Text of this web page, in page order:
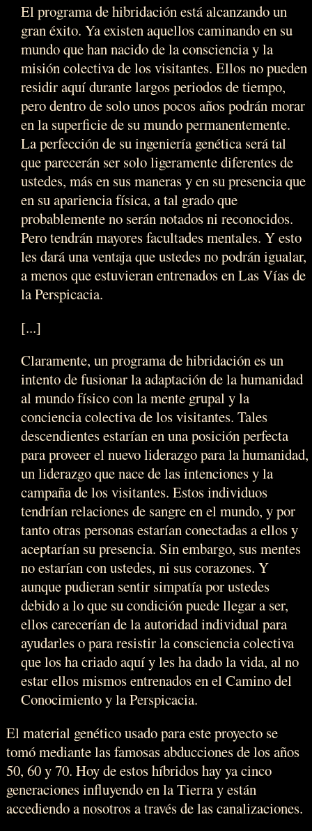
El programa de hibridación está alcanzando un
gran éxito. Ya existen aquellos caminando en su
mundo que han nacido de la consciencia y la
misión colectiva de los visitantes. Ellos no pueden
residir aquí durante largos periodos de tiempo,
pero dentro de solo unos pocos años podrán morar
en la superficie de su mundo permanentemente.
La perfección de su ingeniería genética será tal
que parecerán ser solo ligeramente diferentes de
ustedes, más en sus maneras y en su presencia que
en su apariencia física, a tal grado que
probablemente no serán notados ni reconocidos.
Pero tendrán mayores facultades mentales. Y esto
les dará una ventaja que ustedes no podrán igualar,
a menos que estuvieran entrenados en Las Vías de
la Perspicacia.
[...]
Claramente, un programa de hibridación es un
intento de fusionar la adaptación de la humanidad
al mundo físico con la mente grupal y la
conciencia colectiva de los visitantes. Tales
descendientes estarían en una posición perfecta
para proveer el nuevo liderazgo para la humanidad,
un liderazgo que nace de las intenciones y la
campaña de los visitantes. Estos individuos
tendrían relaciones de sangre en el mundo, y por
tanto otras personas estarían conectadas a ellos y
aceptarían su presencia. Sin embargo, sus mentes
no estarían con ustedes, ni sus corazones. Y
aunque pudieran sentir simpatía por ustedes
debido a lo que su condición puede llegar a ser,
ellos carecerían de la autoridad individual para
ayudarles o para resistir la consciencia colectiva
que los ha criado aquí y les ha dado la vida, al no
estar ellos mismos entrenados en el Camino del
Conocimiento y la Perspicacia.
El material genético usado para este proyecto se
tomó mediante las famosas abducciones de los años
50, 60 y 70. Hoy de estos híbridos hay ya cinco
generaciones influyendo en la Tierra y están
accediendo a nosotros a través de las canalizaciones.